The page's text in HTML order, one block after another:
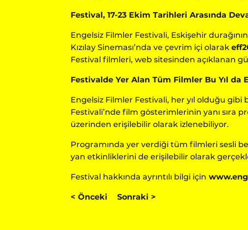
Festival, 17-23 Ekim Tarihleri Arasında
Engelsiz Filmler Festivali, Eskişehir
Kızılay Sineması’nda ve çevrim içi olarak
Festival filmleri, web sitesinden açıklanan
Festivalde Yer Alan Tüm Filmler Bu Yıl da
Engelsiz Filmler Festivali, her yıl olduğu
Festivali’nde film gösterimlerinin yanı sıra
üzerinden erişilebilir olarak izlenebiliyor.
Programında yer verdiği tüm filmleri sesli
yan etkinliklerini de erişilebilir olarak
Festival hakkında ayrıntılı bilgi için
< Önceki Sonraki >